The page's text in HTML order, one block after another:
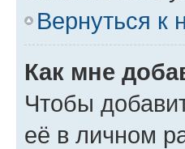
Вернуться к
Как мне
Чтобы
её в личном